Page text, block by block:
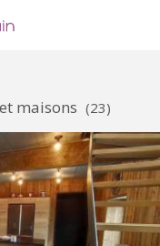
maisons (23)
Infos Pratiques
Loyer:
460 €
Charges:
80 €
Durée:
mois, 10 mois
Domiciliation:
Acceptée